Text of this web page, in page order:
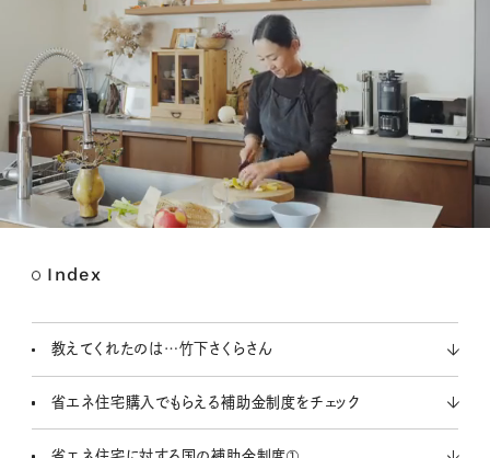
Index
教えてくれたのは…竹下さくらさん
省エネ住宅購入でもらえる補助金制度をチェック